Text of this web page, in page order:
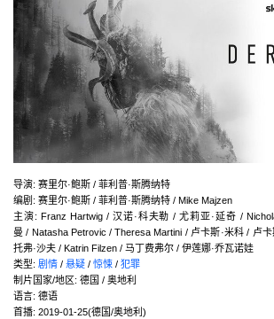
导演: 赛里尔·鲍斯 / 菲利普·斯腾纳特
编剧 : 赛里尔·鲍斯 / 菲利普·斯腾纳特 / Mike Majzen
主演: Franz Hartwig / 汉诺·科夫勒 / 尤莉亚·延奇 /
曼 / Natasha Petrovic / Theresa Martini / 卢卡斯·米科 / 卢
托弗·沙夫 / Katrin Filzen / 马丁费弗尔 / 伊莲娜·乔瓦诺娃
类型: 剧情 / 悬疑 / 惊悚 / 犯罪
制片国家/地区: 德国 / 奥地利
语言: 德语
首播: 2019-01-25(德国/奥地利)